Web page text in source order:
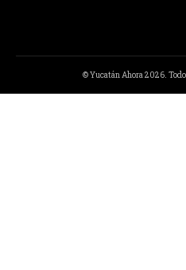
© Yucatán Ahora 2026.